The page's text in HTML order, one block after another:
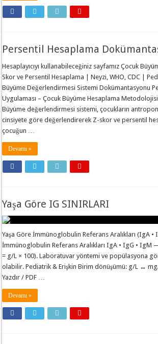
Persentil Hesaplama
Hesaplayıcıyı kullanabileceğiniz sayfamız Çocuk
Skor ve Persentil Hesaplama | Neyzi, WHO, CDC |
Büyüme Değerlendirmesi Sistemi Dokümantasyonu
Uygulaması – Çocuk Büyüme Hesaplama Metodolojisi
Büyüme değerlendirmesi sistemi, çocukların
cinsiyete göre değerlendirerek Z-skor ve persentil
çocuğun …
Devamı »
Yaşa Göre IG SINIRLARI
Yaşa Göre İmmünoglobulin Referans Aralıkları (IgA •
İmmünoglobulin Referans Aralıkları IgA • IgG •
= g/L × 100). Laboratuvar yöntemi ve popülasyona
olabilir. Pediatrik & Erişkin Birim dönüşümü: g/L ↔
Yazdır / PDF …
Devamı »